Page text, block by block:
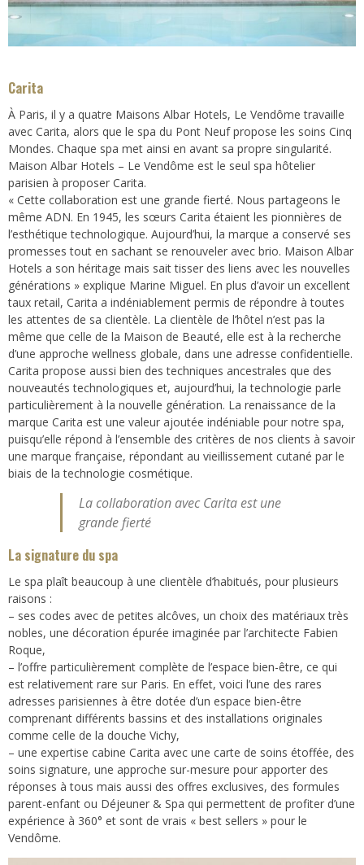
Carita
À Paris, il y a quatre Maisons Albar Hotels, Le Vendôme travaille
avec Carita, alors que le spa du Pont Neuf propose les soins Cinq
Mondes. Chaque spa met ainsi en avant sa propre singularité.
Maison Albar Hotels – Le Vendôme est le seul spa hôtelier
parisien à proposer Carita.
« Cette collaboration est une grande fierté. Nous partageons le
même ADN. En 1945, les sœurs Carita étaient les pionnières de
l’esthétique technologique. Aujourd’hui, la marque a conservé ses
promesses tout en sachant se renouveler avec brio. Maison Albar
Hotels a son héritage mais sait tisser des liens avec les nouvelles
générations » explique Marine Miguel. En plus d’avoir un excellent
taux retail, Carita a indéniablement permis de répondre à toutes
les attentes de sa clientèle. La clientèle de l’hôtel n’est pas la
même que celle de la Maison de Beauté, elle est à la recherche
d’une approche wellness globale, dans une adresse confidentielle.
Carita propose aussi bien des techniques ancestrales que des
nouveautés technologiques et, aujourd’hui, la technologie parle
particulièrement à la nouvelle génération. La renaissance de la
marque Carita est une valeur ajoutée indéniable pour notre spa,
puisqu’elle répond à l’ensemble des critères de nos clients à savoir
une marque française, répondant au vieillissement cutané par le
biais de la technologie cosmétique.
La collaboration avec Carita est une
grande fierté
La signature du spa
Le spa plaît beaucoup à une clientèle d’habitués, pour plusieurs
raisons :
– ses codes avec de petites alcôves, un choix des matériaux très
nobles, une décoration épurée imaginée par l’architecte Fabien
Roque,
– l’offre particulièrement complète de l’espace bien-être, ce qui
est relativement rare sur Paris. En effet, voici l’une des rares
adresses parisiennes à être dotée d’un espace bien-être
comprenant différents bassins et des installations originales
comme celle de la douche Vichy,
– une expertise cabine Carita avec une carte de soins étoffée, des
soins signature, une approche sur-mesure pour apporter des
réponses à tous mais aussi des offres exclusives, des formules
parent-enfant ou Déjeuner & Spa qui permettent de profiter d’une
expérience à 360° et sont de vrais « best sellers » pour le
Vendôme.